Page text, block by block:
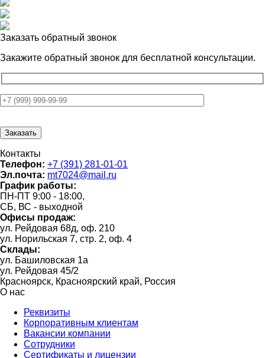
Заказать обратный звонок
Закажите обратный звонок для бесплатной консультации.
Контакты
Телефон: +7 (391) 281-01-01
Эл.почта: mt7024@mail.ru
График работы:
ПН-ПТ 9:00 - 18:00,
СБ, ВС - выходной
Офисы продаж:
ул. Рейдовая 68д, оф. 210
ул. Норильская 7, стр. 2, оф. 4
Склады:
ул. Башиловская 1а
ул. Рейдовая 45/2
Красноярск, Красноярский край, Россия
О нас
Реквизиты
Корпоративным клиентам
Вакансии компании
Сотрудники
Сертификаты и лицензии